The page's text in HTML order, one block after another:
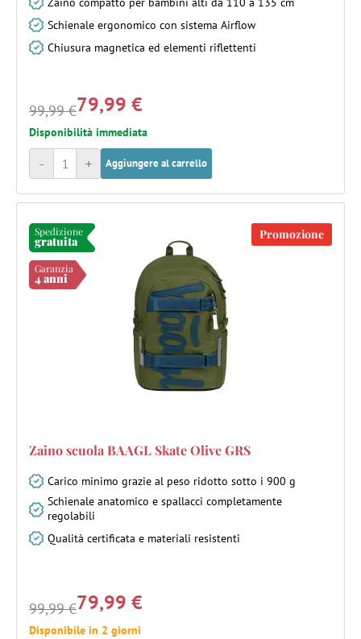
Schienale ergonomico con sistema Airflow
Chiusura magnetica ed elementi riflettenti
99,99 €79,99 €
Disponibilità immediata
+
- Aggiungere al carrello
Spedizione
gratuita
Garanzia
4 anni
Promozione
Zaino scuola BAAGL Skate Olive GRS
Carico minimo grazie al peso ridotto sotto i 900 g
Schienale anatomico e spallacci completamente
regolabili
Qualità certificata e materiali resistenti
99,99 €79,99 €
Disponibile in 2 giorni